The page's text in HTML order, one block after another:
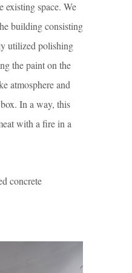
existing space. We
building consisting
utilized polishing
the paint on the
atmosphere and
In a way, this
with a fire in a
concrete